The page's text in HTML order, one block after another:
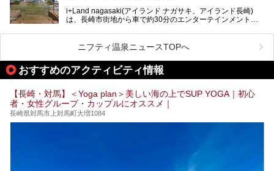
大浴場をはじめ、併設のホテル「Nomon長崎」・食事(ラン
チ)・おすすめの周辺観光まで、それらの全貌を徹底紹介し
───
この記事は天然炭酸温泉 のもん湯のPRレポート記事です。
i+Land nagasaki(アイランド ナガサキ、アイランド長崎)
は、長崎市街地から車で約30分のエンターテインメントリ
んのこと多彩なアクティビティが楽しめ、到底一日では遊び
尽くせない程！ 中でも注目すべきは、日帰り可能な3つのス
パ施設です。
験し、3つのスパ施設に焦点を当て、その全貌を徹底紹介。
本編では、i+Land nagasakiのSPAの中核的施設ともいえる
「Ark Land Spa」をご紹介します。
ニフティ温泉ニュースTOPへ
おすすめのアクティビティ情報
【長崎・対馬】＜Yoga plan＞美しい海の上でSUP YOGA｜初心
者・女性グループ・カップルにオススメ｜
長崎県対馬市上対馬町大増1084